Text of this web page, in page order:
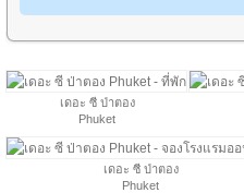
เดอะ ซี ป่าตอง
Phuket
เดอะ ซี ป่าตอง
Phuket